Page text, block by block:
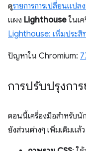
ดูรายการการเปลี่ยนแปล
แผง Lighthouseในเ
Lighthouse: เพิ่มประสิ
ปัญหาใน Chromium:
การปรับปรุงกา
ตอนนี้เครื่องมือสำหรับ
ยังส่วนต่างๆ เพิ่มเติมแล้